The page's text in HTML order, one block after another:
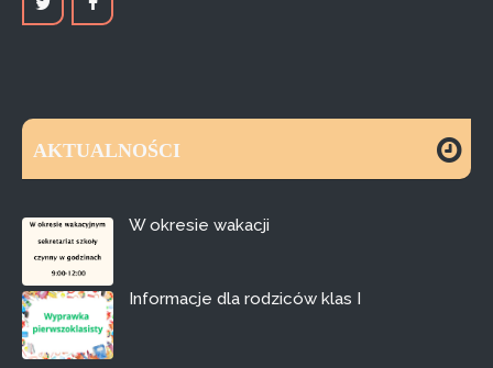
AKTUALNOŚCI
W okresie wakacji
Informacje dla rodziców klas I